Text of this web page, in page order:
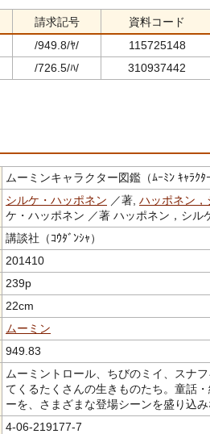
請求記号
資料コード
/949.8/ﾔ/
115725148
/726.5/ﾊ/ 310937442
ムーミンキャラクター図鑑（ﾑｰﾐﾝ ｷｬﾗｸﾀ
シルケ・ハッポネン ／著, ハッポネン，
ケ・ハッポネン ／著 ハッポネン，シ
講談社（ｺｳﾀﾞﾝｼｬ）
201410
239p
22cm
ムーミン
949.83
ムーミントロール、ちびのミイ、スナ
てくるたくさんの生きものたち。童話
ーを、さまざまな登場シーンを盛り込
4-06-219177-7